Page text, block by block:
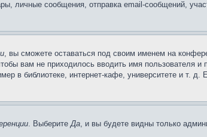
личные сообщения, отправка email-сообщений,
, вы сможете оставаться под своим именем на
вам не приходилось вводить имя пользователя
в библиотеке, интернет-кафе, университете и т. д.
. ВыберитеДа, и вы будете видны только